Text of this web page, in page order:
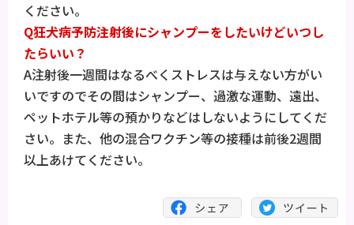
ください。
Q狂犬病予防注射後にシャンプーをしたいけどいつし
たらいい？
A注射後一週間はなるべくストレスは与えない方がい
いですのでその間はシャンプー、過激な運動、遠出、
ペットホテル等の預かりなどはしないようにしてくだ
さい。また、他の混合ワクチン等の接種は前後2週間
以上あけてください。